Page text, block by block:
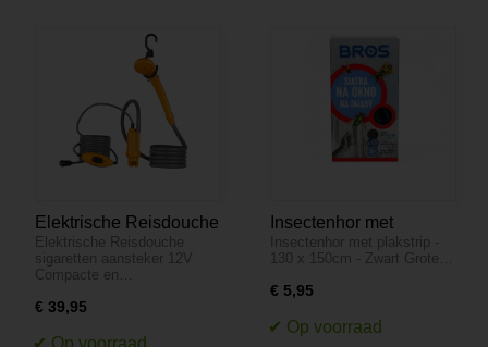
Elektrische Reisdouche
12V
Sigarettenaansteker
Elektrische Reisdouche
sigaretten aansteker 12V
Compacte en…
€ 39,95
Insectenhor met
plakstrip - 130 x 150cm
- Zwart
Insectenhor met plakstrip -
130 x 150cm - Zwart Grote…
€ 5,95